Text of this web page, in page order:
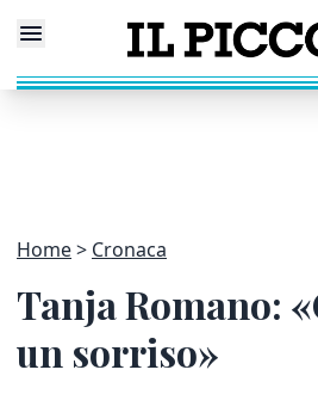
Home Cronaca
Tanja Romano:
un sorriso»